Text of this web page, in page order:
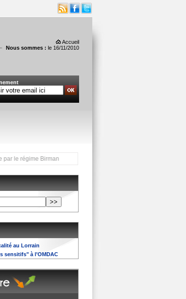
Accueil
Nous sommes : le 16/11/2010
Birman après 15 ans de résidence surveillée *** Gaël
au Lorrain
sensitifs" à l’OMDAC